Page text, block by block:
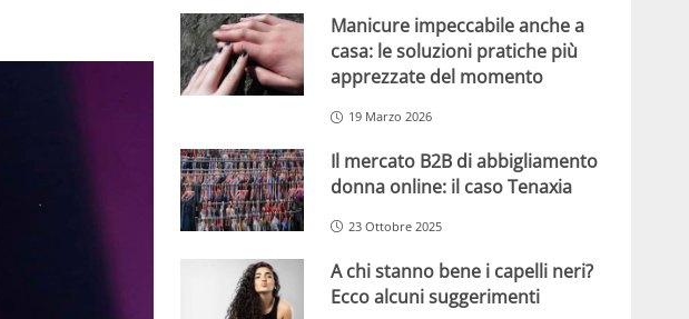
Manicure impeccabile anche a
casa: le soluzioni pratiche più
apprezzate del momento
19 Marzo 2026
Il mercato B2B di abbigliamento
donna online: il caso Tenaxia
23 Ottobre 2025
A chi stanno bene i capelli neri?
Ecco alcuni suggerimenti